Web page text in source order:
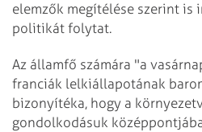
elemzők megítélése szerint is
politikát folytat.
Az államfő számára "a
franciák lelkiállapotának
bizonyítéka, hogy a
gondolkodásuk